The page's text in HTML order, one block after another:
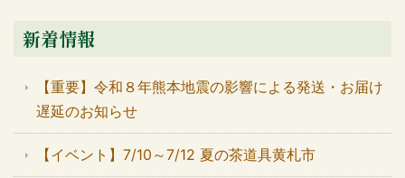
新着情報
【重要】令和８年熊本地震の影響による発送・お届け
遅延のお知らせ
【イベント】7/10～7/12 夏の茶道具黄札市